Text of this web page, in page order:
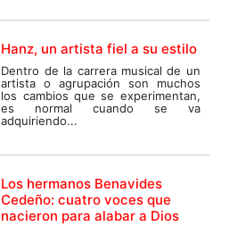
Hanz, un artista fiel a su estilo
Dentro de la carrera musical de un
artista o agrupación son muchos
los cambios que se experimentan,
es normal cuando se va
adquiriendo...
Los hermanos Benavides
Cedeño: cuatro voces que
nacieron para alabar a Dios